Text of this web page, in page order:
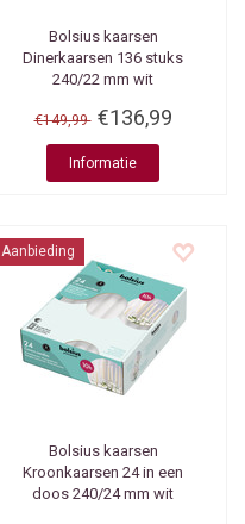
Bolsius kaarsen
Dinerkaarsen 136 stuks
240/22 mm wit
€149,99 €136,99
Informatie
Aanbieding
Bolsius kaarsen
Kroonkaarsen 24 in een
doos 240/24 mm wit